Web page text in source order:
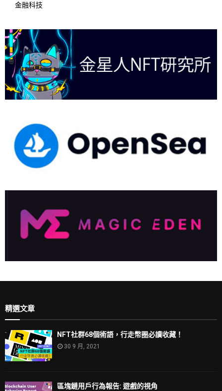
金融科技
精選文章
NFT社群68個術語，行走幣圈必讀收藏！
30 9 月, 2021
區塊鏈用戶行為報告: 遊戲的視角